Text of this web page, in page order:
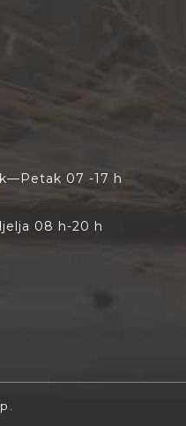
07 -17 h
08 h-20 h